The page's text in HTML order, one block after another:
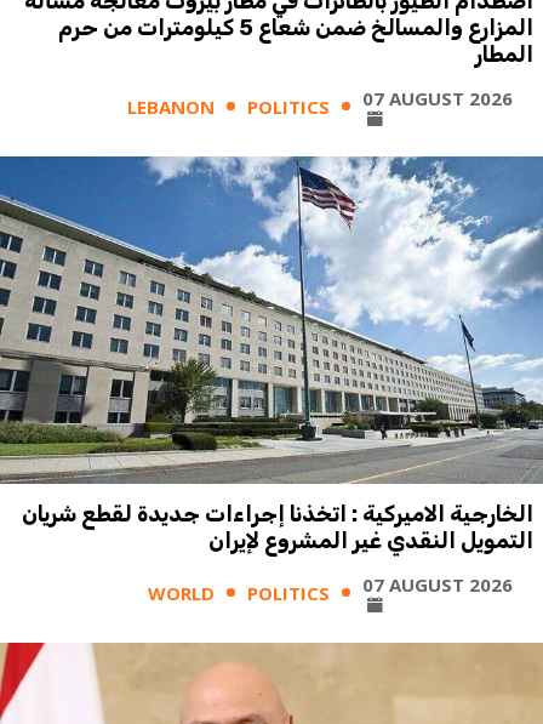
المزارع والمسالخ ضمن شعاع 5 كيلومترات من حرم
المطار
LEBANON POLITICS 07 AUGUST 2026
الخارجية الاميركية : اتخذنا إجراءات جديدة لقطع شريان
التمويل النقدي غير المشروع لإيران
WORLD POLITICS 07 AUGUST 2026